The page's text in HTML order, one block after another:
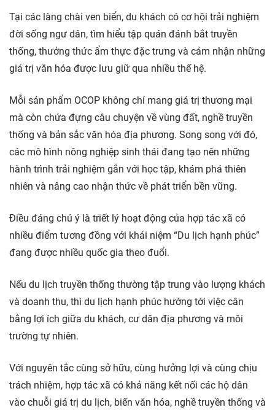
Tại các làng chài ven biển, du khách có cơ hội trải nghiệm
đời sống ngư dân, tìm hiểu tập quán đánh bắt truyền
thống, thưởng thức ẩm thực đặc trưng và cảm nhận những
giá trị văn hóa được lưu giữ qua nhiều thế hệ.
Mỗi sản phẩm OCOP không chỉ mang giá trị thương mại
mà còn chứa đựng câu chuyện về vùng đất, nghề truyền
thống và bản sắc văn hóa địa phương. Song song với đó,
các mô hình nông nghiệp sinh thái đang tạo nên những
hành trình trải nghiệm gắn với học tập, khám phá thiên
nhiên và nâng cao nhận thức về phát triển bền vững.
Điều đáng chú ý là triết lý hoạt động của hợp tác xã có
nhiều điểm tương đồng với khái niệm “Du lịch hạnh phúc”
đang được nhiều quốc gia theo đuổi.
Nếu du lịch truyền thống thường tập trung vào lượng khách
và doanh thu, thì du lịch hạnh phúc hướng tới việc cân
bằng lợi ích giữa du khách, cư dân địa phương và môi
trường tự nhiên.
Với nguyên tắc cùng sở hữu, cùng hưởng lợi và cùng chịu
trách nhiệm, hợp tác xã có khả năng kết nối các hộ dân
vào chuỗi giá trị du lịch, biến văn hóa, nghề truyền thống và